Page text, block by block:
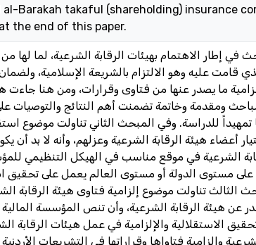
Barakah takaful (shareholding) insurance
the end of this paper.
في إطار الاهتمام بهيئات الرقابة الشرعية، لما
قامت عليه وهو الالتزام بالشريعة الإسلامية،
ما يصدر عنها من فتاوى وقرارات، ومن هنا جاءت
ومقدمة وخاتمة تضمنت أهم النتائج والتوصيات
للدراسة. وفي المبحث الثاني تناولت موضوع
أعضاء هيئة الرقابة الشرعية وعزلهم، وأنه لا بد
الشرعية في موقع مناسب في الهيكل التنظيمي
مستوى الدولة أو مستوى العالم يعمل على تحقيق
الثالث تناولت موضوع إلزامية فتاوى هيئة الرقابة
عن هيئة الرقابة الشرعية، وأن تنص المؤسسة
الاستقلالية والإلزامية في عمل هيئات الرقابة
وإلزامية فتاواها وقراراتها في التشريعات